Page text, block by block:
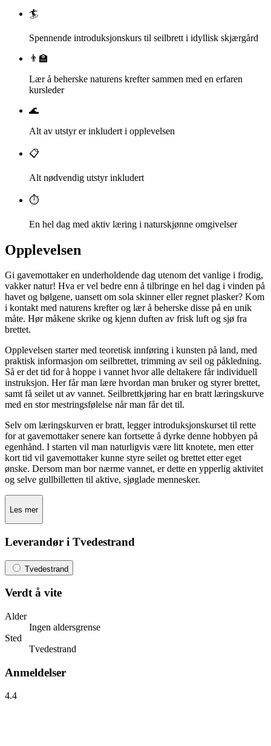
🏄
Spennende introduksjonskurs til seilbrett i idyllisk skjærgård
👨‍🏫
Lær å beherske naturens krefter sammen med en erfaren
kursleder
🌊
Alt av utstyr er inkludert i opplevelsen
📋
Alt nødvendig utstyr inkludert
⏱️
En hel dag med aktiv læring i naturskjønne omgivelser
Opplevelsen
Gi gavemottaker en underholdende dag utenom det vanlige i frodig,
vakker natur! Hva er vel bedre enn å tilbringe en hel dag i vinden på
havet og bølgene, uansett om sola skinner eller regnet plasker? Kom
i kontakt med naturens krefter og lær å beherske disse på en unik
måte. Hør måkene skrike og kjenn duften av frisk luft og sjø fra
brettet.
Opplevelsen starter med teoretisk innføring i kunsten på land, med
praktisk informasjon om seilbrettet, trimming av seil og påkledning.
Så er det tid for å hoppe i vannet hvor alle deltakere får individuell
instruksjon. Her får man lære hvordan man bruker og styrer brettet,
samt få seilet ut av vannet. Seilbrettkjøring har en bratt læringskurve
med en stor mestringsfølelse når man får det til.
Selv om læringskurven er bratt, legger introduksjonskurset til rette
for at gavemottaker senere kan fortsette å dyrke denne hobbyen på
egenhånd. I starten vil man naturligvis være litt knotete, men etter
kort tid vil gavemottaker kunne styre seilet og brettet etter eget
ønske. Dersom man bor nærme vannet, er dette en ypperlig aktivitet
og selve gullbilletten til aktive, sjøglade mennesker.
Les mer
Leverandør i Tvedestrand
Tvedestrand
Verdt å vite
Alder
Ingen aldersgrense
Sted
Tvedestrand
Anmeldelser
4.4